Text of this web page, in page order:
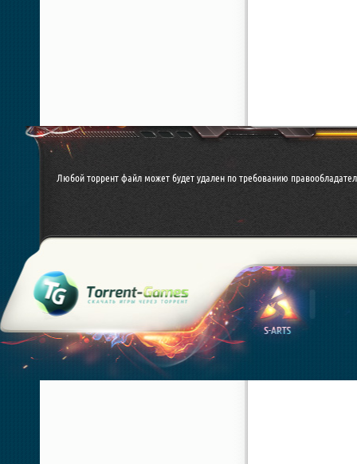
Любой торрент файл может будет удален по требованию